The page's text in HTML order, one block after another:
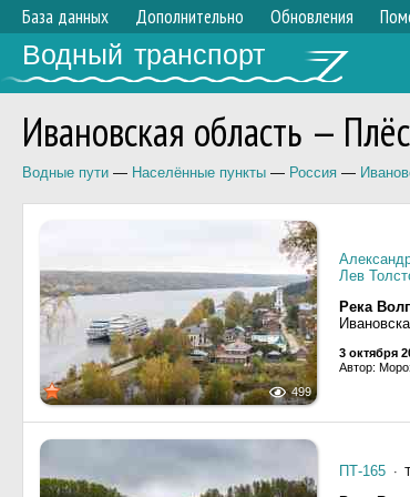
База данных Дополнительно Обновления
Водный транспорт
Ивановская область — Плёс
Водные пути — Населённые пункты — Россия —
499
Лев
Река
3 октября
Автор:
ПТ-165 ·